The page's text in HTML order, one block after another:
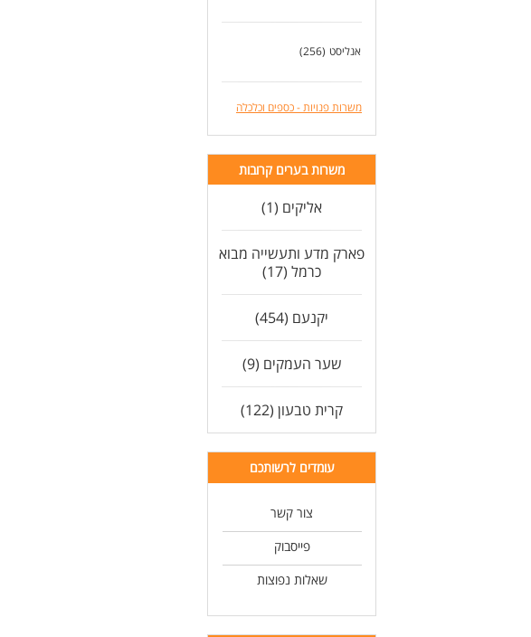
אנליסט (256)
משרות פנויות - כספים וכלכלה
משרות בערים קרובות
אליקים (1)
פארק מדע ותעשייה מבוא
כרמל (17)
יקנעם (454)
שער העמקים (9)
קרית טבעון (122)
עומדים לרשותכם
צור קשר
פייסבוק
שאלות נפוצות